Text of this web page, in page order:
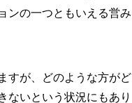
ンの一つともいえる営み
すが、どのような方がど
ないという状況にもあり